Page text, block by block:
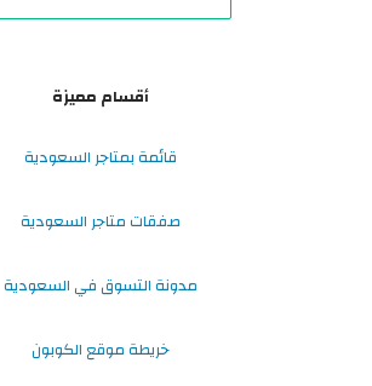
أقسام مميزة
قائمة بمتاجر السعودية
صفقات متاجر السعودية
مدونة التسوق في السعودية
خريطة موقع الكوبون